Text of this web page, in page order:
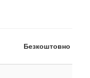
Безкоштовно